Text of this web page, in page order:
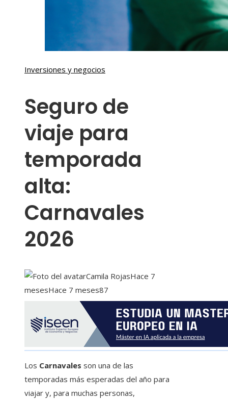
Inversiones y negocios
Seguro de
viaje para
temporada
alta:
Carnavales
2026
Camila RojasHace 7
mesesHace 7 meses87
Los Carnavales son una de las
temporadas más esperadas del año para
viajar y, para muchas personas,